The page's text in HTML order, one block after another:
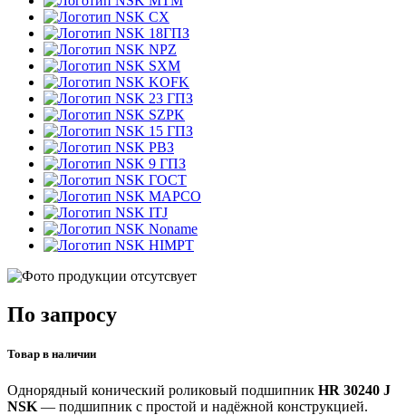
CX
18ГПЗ
NPZ
SXM
KOFK
23 ГПЗ
SZPK
15 ГПЗ
РВЗ
9 ГПЗ
ГОСТ
MAPCO
ITJ
Noname
HIMPT
По запросу
Товар в наличии
Однорядный конический роликовый подшипник HR 30240 J
NSK — подшипник с простой и надёжной конструкцией.